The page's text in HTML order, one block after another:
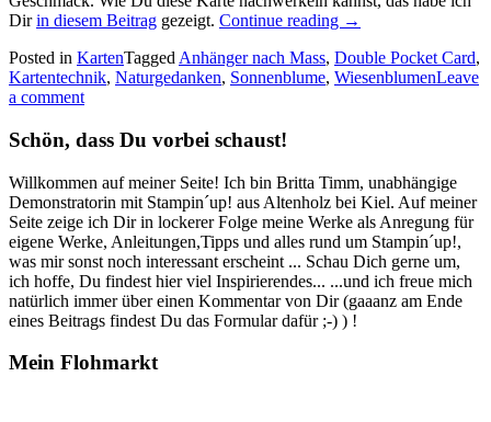
Dirin diesem Beitrag gezeigt. Continue reading „Double
Card:
Naturgedanken…“
→
Posted in KartenTagged Anhänger nach Mass, Double Pocket Card,
Kartentechnik, Naturgedanken, Sonnenblume, WiesenblumenLeave
a comment
Schön, dass Du vorbei schaust!
Willkommen auf meiner Seite! Ich bin Britta Timm, unabhängige
Demonstratorin mit Stampin´up! aus Altenholz bei Kiel. Auf meiner
Seite zeige ich Dir in lockerer Folge meine Werke als Anregung für
eigene Werke, Anleitungen,Tipps und alles rund um Stampin´up!,
was mir sonst noch interessant erscheint ... Schau Dich gerne um,
ich hoffe, Du findest hier viel Inspirierendes... ...und ich freue mich
natürlich immer über einen Kommentar von Dir (gaaanz am Ende
eines Beitrags findest Du das Formular dafür ;-) ) !
Mein Flohmarkt